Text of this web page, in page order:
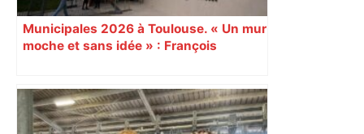
Municipales 2026 à Toulouse. « Un mur
moche et sans idée » : François
Augustins